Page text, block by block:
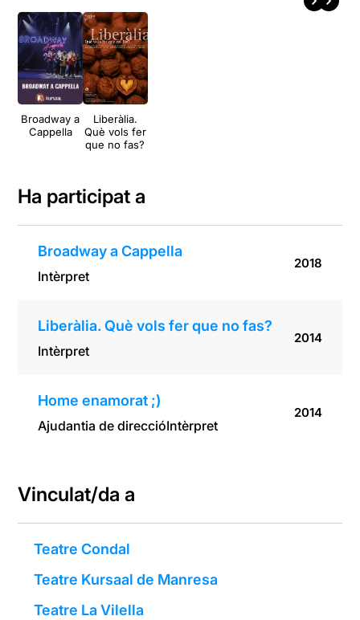
Broadway a
Cappella
Liberàlia.
Què vols fer
que no fas?
Ha participat a
Broadway a Cappella
Intèrpret
2018
Liberàlia. Què vols fer que no fas?
Intèrpret
2014
Home enamorat ;)
Ajudantia de direccióIntèrpret
2014
Vinculat/da a
Teatre Condal
Teatre Kursaal de Manresa
Teatre La Vilella